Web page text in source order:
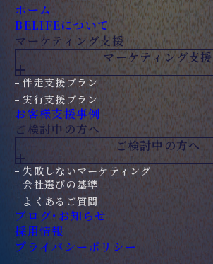
ホーム
BELIFEについて
マーケティング支援
マーケティング支援
伴走支援プラン
実行支援プラン
お客様支援事例
ご検討中の方へ
ご検討中の方へ
失敗しないマーケティング
会社選びの基準
よくあるご質問
ブログ・お知らせ
採用情報
プライバシーポリシー